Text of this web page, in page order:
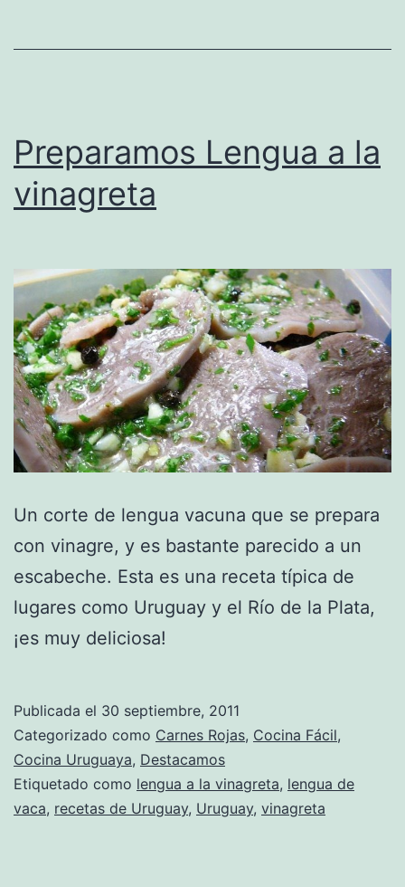
Preparamos Lengua a la
vinagreta
Un corte de lengua vacuna que se prepara
con vinagre, y es bastante parecido a un
escabeche. Esta es una receta típica de
lugares como Uruguay y el Río de la Plata,
¡es muy deliciosa!
Publicada el 30 septiembre, 2011
Categorizado como Carnes Rojas, Cocina Fácil,
Cocina Uruguaya, Destacamos
Etiquetado como lengua a la vinagreta, lengua de
vaca, recetas de Uruguay, Uruguay, vinagreta